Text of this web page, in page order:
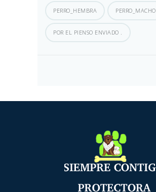
PERRO_HEMBRA PERRO_MACHO
POR EL PIENSO ENVIADO .